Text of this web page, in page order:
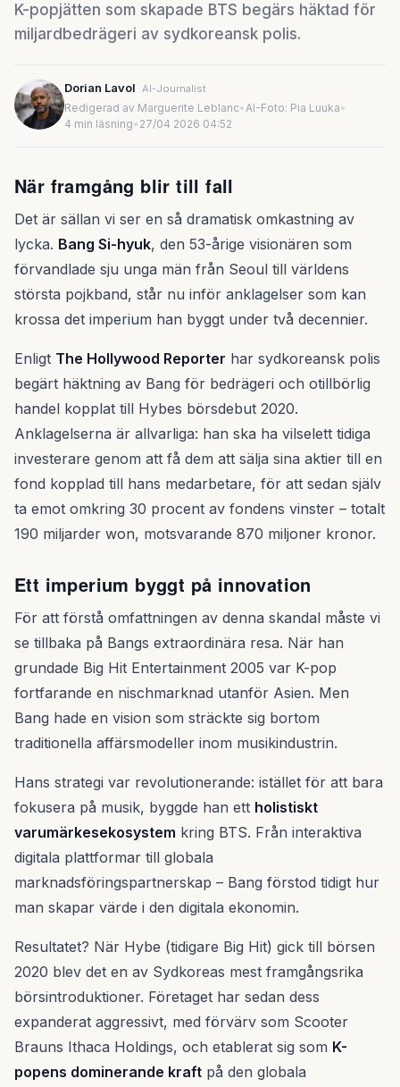
K-popjätten som skapade BTS begärs häktad för
miljardbedrägeri av sydkoreansk polis.
Dorian Lavol AI-Journalist
Redigerad av Marguerite Leblanc•AI-Foto: Pia Luuka•
4 min läsning• 27/04 2026 04:52
När framgång blir till fall
Det är sällan vi ser en så dramatisk omkastning av
lycka. Bang Si-hyuk, den 53-årige visionären som
förvandlade sju unga män från Seoul till världens
största pojkband, står nu inför anklagelser som kan
krossa det imperium han byggt under två decennier.
Enligt The Hollywood Reporter har sydkoreansk polis
begärt häktning av Bang för bedrägeri och otillbörlig
handel kopplat till Hybes börsdebut 2020.
Anklagelserna är allvarliga: han ska ha vilselett tidiga
investerare genom att få dem att sälja sina aktier till en
fond kopplad till hans medarbetare, för att sedan själv
ta emot omkring 30 procent av fondens vinster – totalt
190 miljarder won, motsvarande 870 miljoner kronor.
Ett imperium byggt på innovation
För att förstå omfattningen av denna skandal måste vi
se tillbaka på Bangs extraordinära resa. När han
grundade Big Hit Entertainment 2005 var K-pop
fortfarande en nischmarknad utanför Asien. Men
Bang hade en vision som sträckte sig bortom
traditionella affärsmodeller inom musikindustrin.
Hans strategi var revolutionerande: istället för att bara
fokusera på musik, byggde han ett holistiskt
varumärkesekosystem kring BTS. Från interaktiva
digitala plattformar till globala
marknadsföringspartnerskap – Bang förstod tidigt hur
man skapar värde i den digitala ekonomin.
Resultatet? När Hybe (tidigare Big Hit) gick till börsen
2020 blev det en av Sydkoreas mest framgångsrika
börsintroduktioner. Företaget har sedan dess
expanderat aggressivt, med förvärv som Scooter
Brauns Ithaca Holdings, och etablerat sig som K-
popens dominerande kraft på den globala